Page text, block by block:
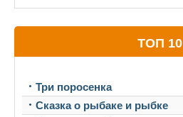
ТОП 10
Три поросенка
Сказка о рыбаке и рыбке